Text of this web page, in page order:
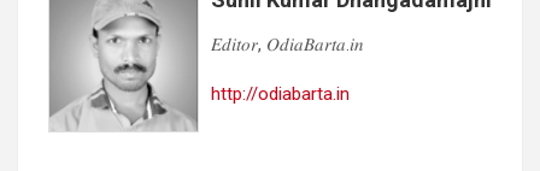
𝐸𝑑𝑖𝑡𝑜𝑟, 𝑂𝑑𝑖𝑎𝐵𝑎𝑟𝑡𝑎.𝑖𝑛
http://odiabarta.in